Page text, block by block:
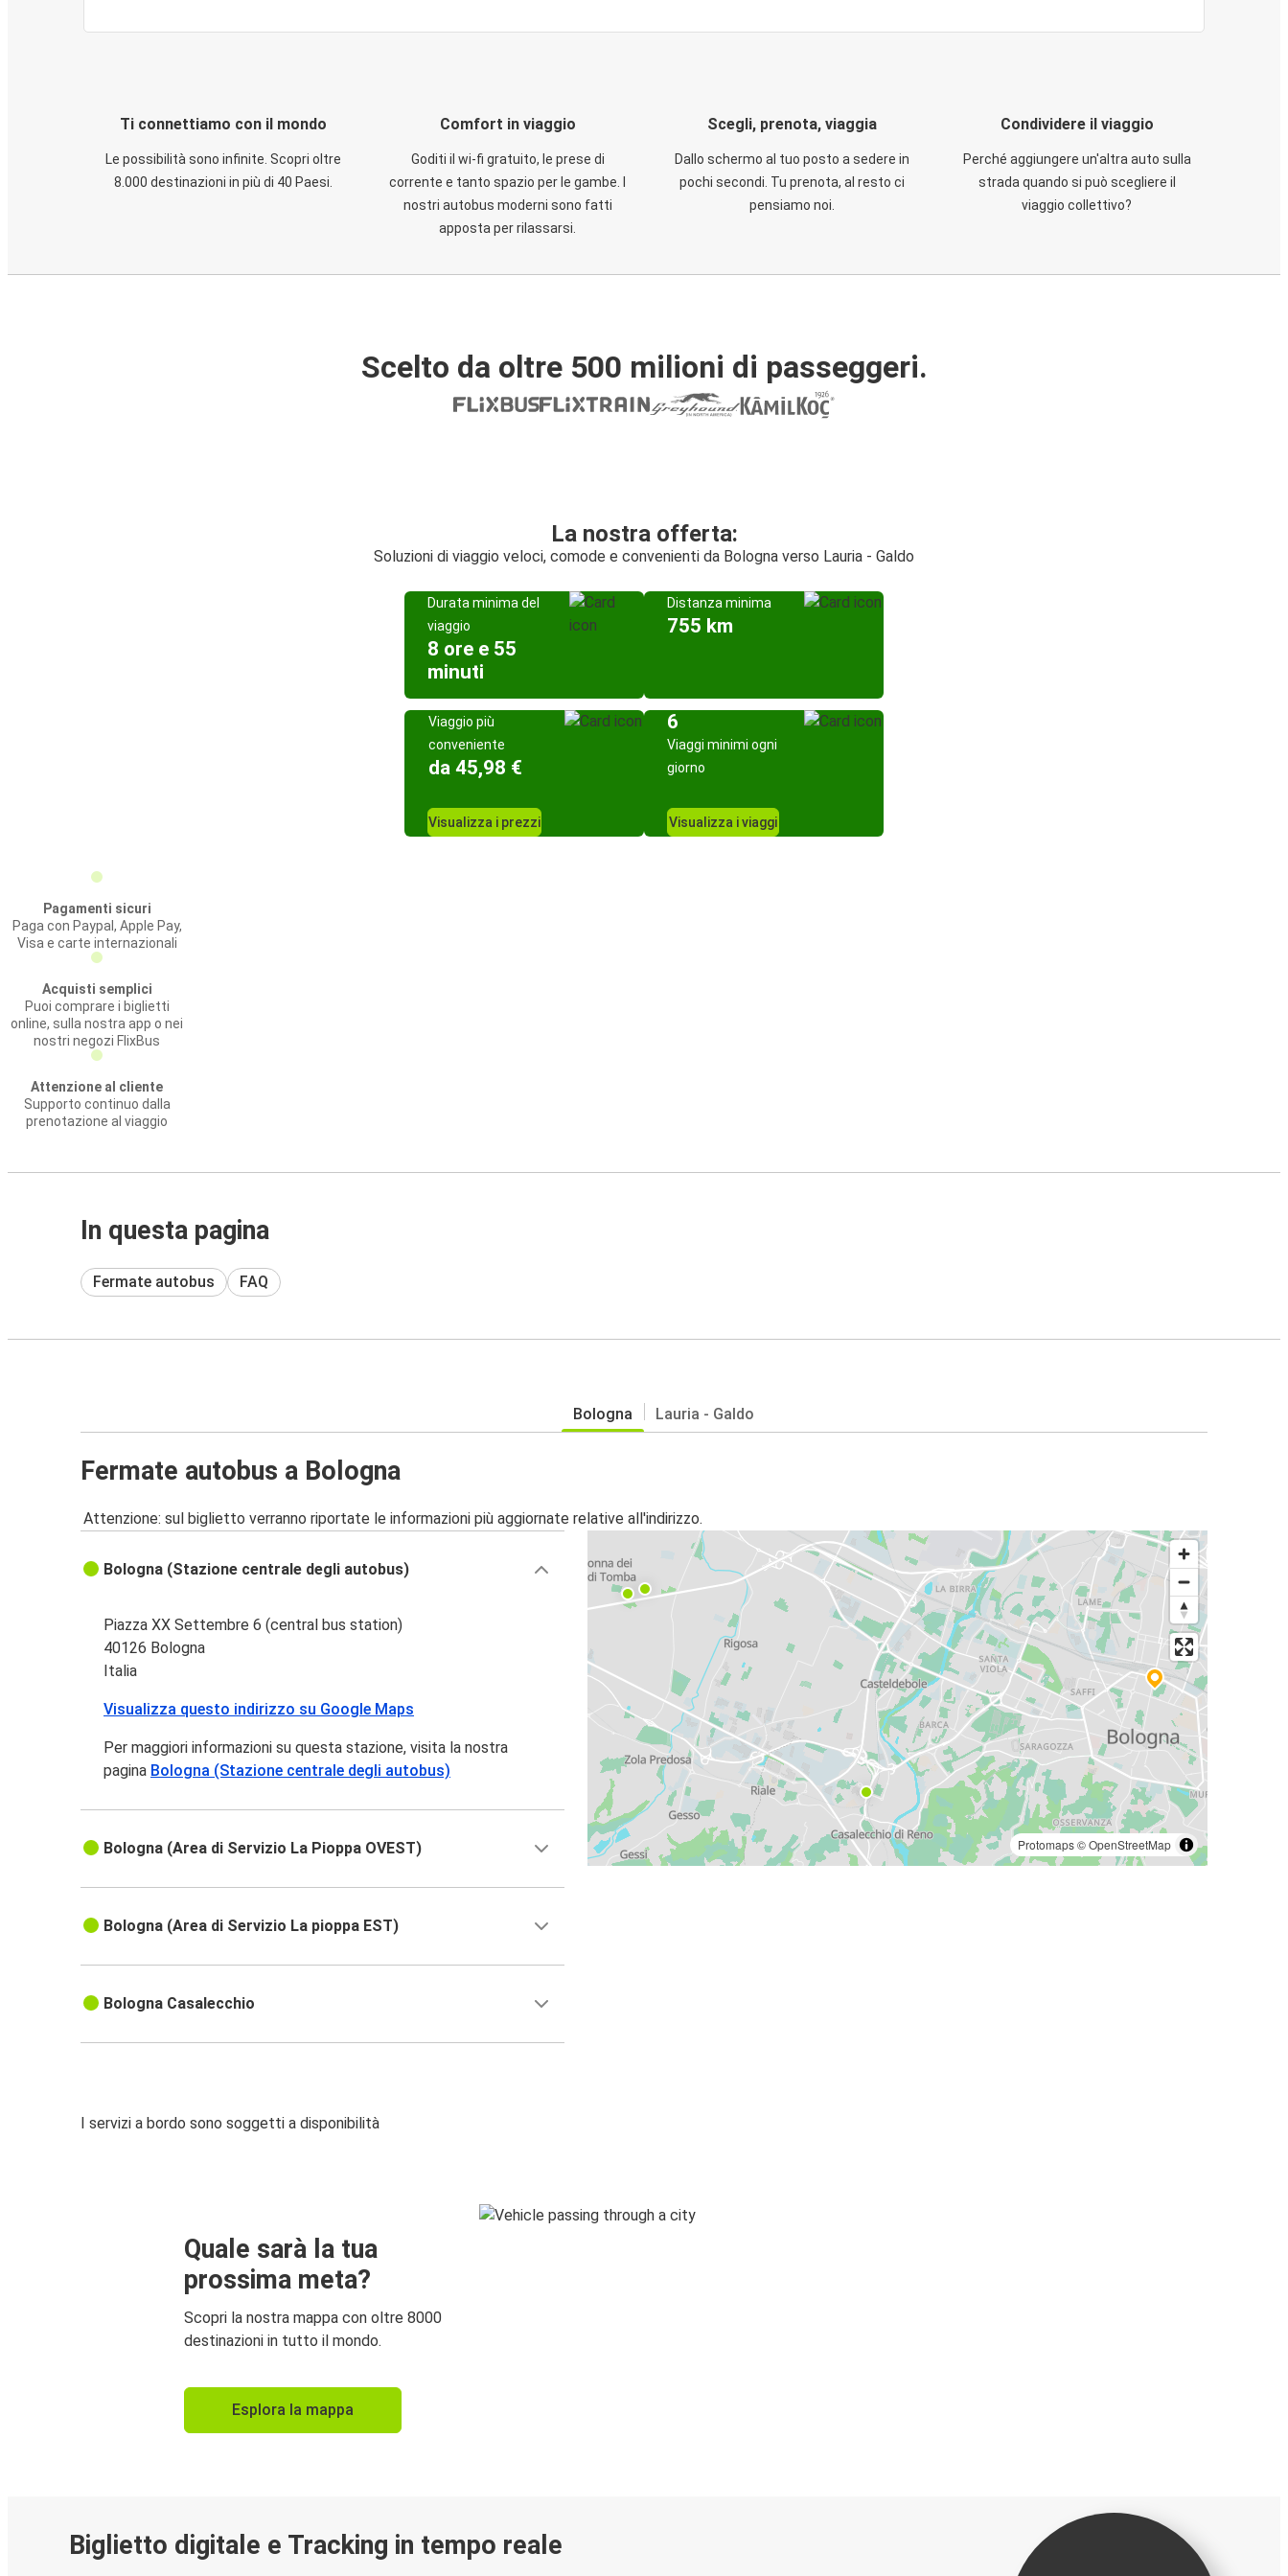
Ti connettiamo con il mondo
Le possibilità sono infinite. Scopri oltre
8.000 destinazioni in più di 40 Paesi.
Comfort in viaggio
Goditi il wi-fi gratuito, le prese di
corrente e tanto spazio per le gambe. I
nostri autobus moderni sono fatti
apposta per rilassarsi.
Scegli, prenota, viaggia
Dallo schermo al tuo posto a sedere in
pochi secondi. Tu prenota, al resto ci
pensiamo noi.
Condividere il viaggio
Perché aggiungere un'altra auto sulla
strada quando si può scegliere il
viaggio collettivo?
Scelto da oltre 500 milioni di passeggeri.
La nostra offerta:
Soluzioni di viaggio veloci, comode e convenienti da Bologna verso Lauria - Galdo
Durata minima del
viaggio
8 ore e 55
minuti
Distanza minima
755 km
Viaggio più
conveniente
da 45,98 €
Visualizza i prezzi
6
Viaggi minimi ogni
giorno
Visualizza i viaggi
Pagamenti sicuri
Paga con Paypal, Apple Pay,
Visa e carte internazionali
Acquisti semplici
Puoi comprare i biglietti
online, sulla nostra app o nei
nostri negozi FlixBus
Attenzione al cliente
Supporto continuo dalla
prenotazione al viaggio
In questa pagina
Fermate autobus FAQ
Bologna Lauria - Galdo
Fermate autobus a Bologna
Attenzione: sul biglietto verranno riportate le informazioni più aggiornate relative all'indirizzo.
Protomaps©OpenStreetMap
Bologna (Stazione centrale degli autobus)
Piazza XX Settembre 6 (central bus station)
40126 Bologna
Italia
Visualizza questo indirizzo su Google Maps
Per maggiori informazioni su questa stazione, visita la nostra
pagina Bologna (Stazione centrale degli autobus)
Bologna (Area di Servizio La Pioppa OVEST)
Bologna (Area di Servizio La pioppa EST)
Bologna Casalecchio
I servizi a bordo sono soggetti a disponibilità
Quale sarà la tua
prossima meta?
Scopri la nostra mappa con oltre 8000
destinazioni in tutto il mondo.
Esplora la mappa
Biglietto digitale e Tracking in tempo reale